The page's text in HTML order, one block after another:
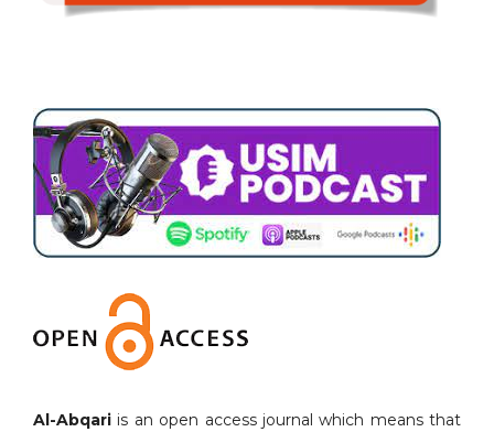
Al-Abqari is an open access journal which means that